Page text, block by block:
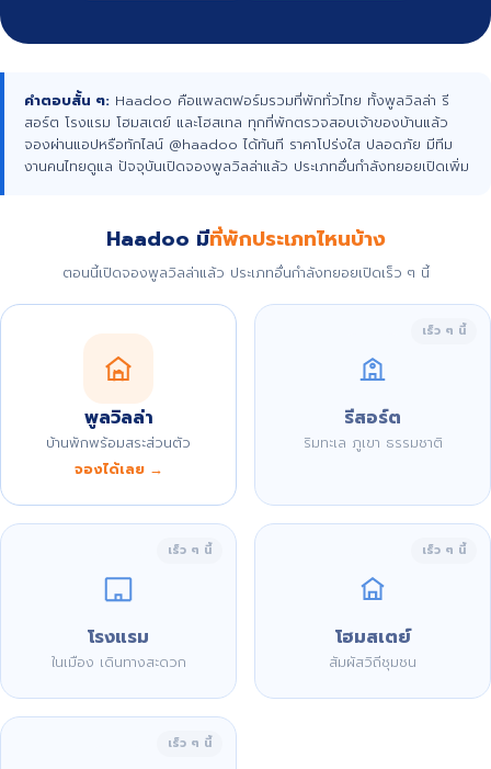
คำตอบสั้น ๆ: Haadoo คือแพลตฟอร์มรวมที่พักทั่วไทย ทั้งพูลวิลล่า รี
สอร์ต โรงแรม โฮมสเตย์ และโฮสเทล ทุกที่พักตรวจสอบเจ้าของบ้านแล้ว
จองผ่านแอปหรือทักไลน์ @haadoo ได้ทันที ราคาโปร่งใส ปลอดภัย มีทีม
งานคนไทยดูแล ปัจจุบันเปิดจองพูลวิลล่าแล้ว ประเภทอื่นกำลังทยอยเปิดเพิ่ม
Haadoo มีที่พักประเภทไหนบ้าง
ตอนนี้เปิดจองพูลวิลล่าแล้ว ประเภทอื่นกำลังทยอยเปิดเร็ว ๆ นี้
พูลวิลล่า
บ้านพักพร้อมสระส่วนตัว
จองได้เลย →
เร็ว ๆ นี้
รีสอร์ต
ริมทะเล ภูเขา ธรรมชาติ
เร็ว ๆ นี้
โรงแรม
ในเมือง เดินทางสะดวก
เร็ว ๆ นี้
โฮมสเตย์
สัมผัสวิถีชุมชน
เร็ว ๆ นี้